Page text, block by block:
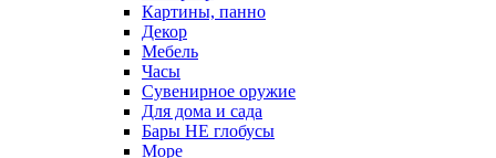
Картины, панно
Декор
Мебель
Часы
Сувенирное оружие
Для дома и сада
Бары НЕ глобусы
Море